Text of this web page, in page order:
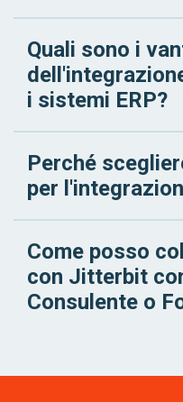
Quali sono i
i sistemi ERP?
Perché
per
Come posso
con Jitterbit
Consulente o